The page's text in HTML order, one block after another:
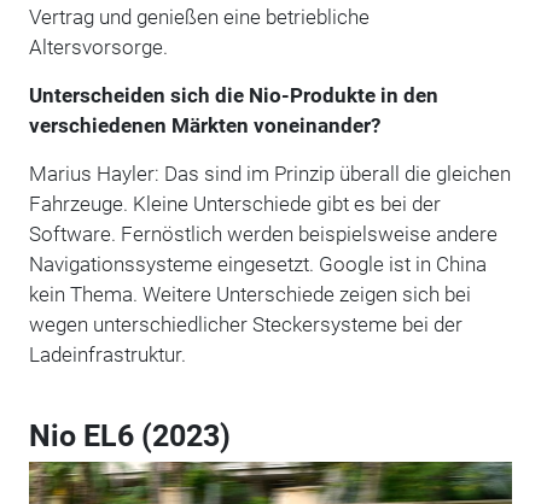
Vertrag und genießen eine betriebliche
Altersvorsorge.
Unterscheiden sich die Nio-Produkte in den
verschiedenen Märkten voneinander?
Marius Hayler: Das sind im Prinzip überall die gleichen
Fahrzeuge. Kleine Unterschiede gibt es bei der
Software. Fernöstlich werden beispielsweise andere
Navigationssysteme eingesetzt. Google ist in China
kein Thema. Weitere Unterschiede zeigen sich bei
wegen unterschiedlicher Steckersysteme bei der
Ladeinfrastruktur.
Nio EL6 (2023)